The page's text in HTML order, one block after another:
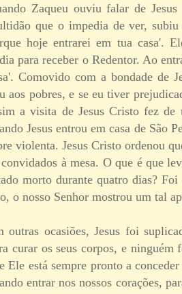
Zaqueu ouviu falar de
que o impedia de ver,
hoje entrarei em tua casa'.
para receber o Redentor. Ao
Comovido com a bondade de
aos pobres, e se eu tiver
a visita de Jesus Cristo fez de
Jesus entrou em casa de São
violenta. Jesus Cristo ordenou
à mesa. O que é que
morto durante quatro dias?
o nosso Senhor mostrou um tal
outras ocasiões, Jesus foi
curar os seus corpos, e
Ele está sempre pronto a
entrar nos nossos corações,